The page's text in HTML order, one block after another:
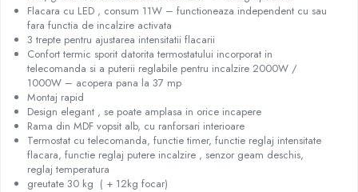
Flacara cu LED , consum 11W – functioneaza independent cu sau
fara functia de incalzire activata
3 trepte pentru ajustarea intensitatii flacarii
Confort termic sporit datorita termostatului incorporat in
telecomanda si a puterii reglabile pentru incalzire 2000W /
1000W – acopera pana la 37 mp
Montaj rapid
Design elegant , se poate amplasa in orice incapere
Rama din MDF vopsit alb, cu ranforsari interioare
Termostat cu telecomanda, functie timer, functie reglaj intensitate
flacara, functie reglaj putere incalzire , senzor geam deschis,
reglaj temperatura
greutate 30 kg ( + 12kg focar)